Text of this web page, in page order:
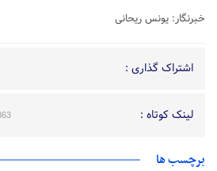
خبرنگار: یونس ریحانی
اشتراک گذاری :
لینک کوتاه :
برچسب ها